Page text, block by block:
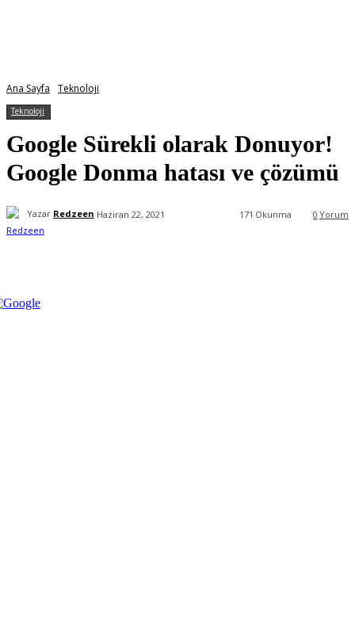
Ana Sayfa Teknoloji
Teknoloji
Google Sürekli olarak Donuyor!
Google Donma hatası ve çözümü
Yazar Redzeen Haziran 22, 2021 0 Yorum
171 Okunma